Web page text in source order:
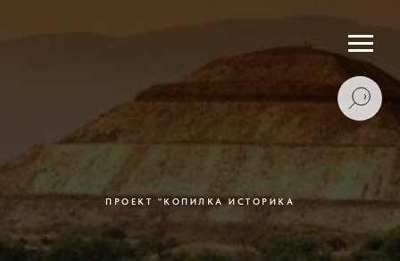
ПРОЕКТ "КОПИЛКА ИСТОРИКА